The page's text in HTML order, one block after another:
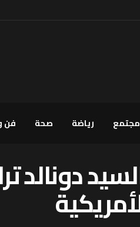
مجتمع رياضة صحة فن
دونالد